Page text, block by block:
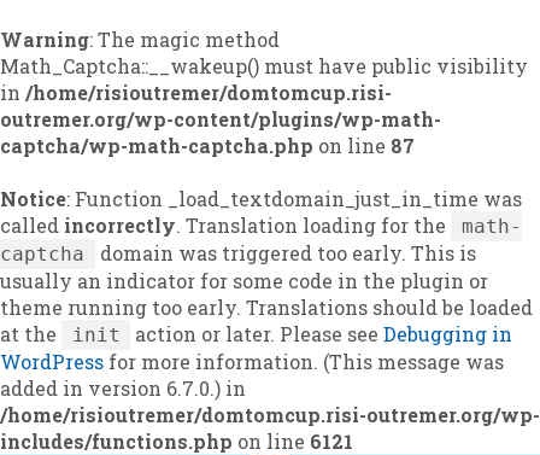
Warning: The magic method
Math_Captcha::__wakeup() must have public visibility
in /home/risioutremer/domtomcup.risi-
outremer.org/wp-content/plugins/wp-math-
captcha/wp-math-captcha.php on line 87
Notice: Function _load_textdomain_just_in_time was
called incorrectly. Translation loading for the
math-
captcha
domain was triggered too early. This is
usually an indicator for some code in the plugin or
theme running too early. Translations should be loaded
at the
init action or later. Please seeDebugging in
WordPress for more information. (This message was
added in version 6.7.0.) in
/home/risioutremer/domtomcup.risi-outremer.org/wp-
includes/functions.php on line 6121